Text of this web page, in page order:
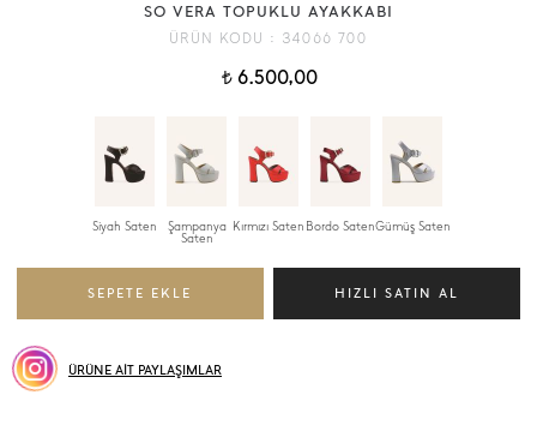
SO VERA TOPUKLU AYAKKABI
ÜRÜN KODU : 34066 700
t6.500,00
Siyah Saten Şampanya
Saten
Kırmızı Saten Bordo SatenGümüş Saten
ÜRÜNE AİT PAYLAŞIMLAR